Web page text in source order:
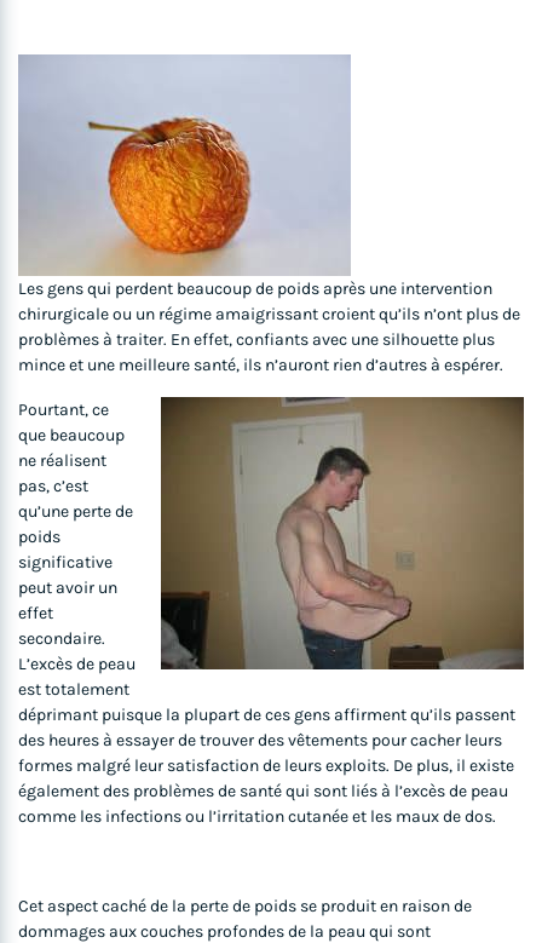
Les gens qui perdent beaucoup de poids après une intervention
chirurgicale ou un régime amaigrissant croient qu’ils n’ont plus de
problèmes à traiter. En effet, confiants avec une silhouette plus
mince et une meilleure santé, ils n’auront rien d’autres à espérer.
Pourtant, ce
que beaucoup
ne réalisent
pas, c’est
qu’une perte de
poids
significative
peut avoir un
effet
secondaire.
L’excès de peau
est totalement
déprimant puisque la plupart de ces gens affirment qu’ils passent
des heures à essayer de trouver des vêtements pour cacher leurs
formes malgré leur satisfaction de leurs exploits. De plus, il existe
également des problèmes de santé qui sont liés à l’excès de peau
comme les infections ou l’irritation cutanée et les maux de dos.
Cet aspect caché de la perte de poids se produit en raison de
dommages aux couches profondes de la peau qui sont